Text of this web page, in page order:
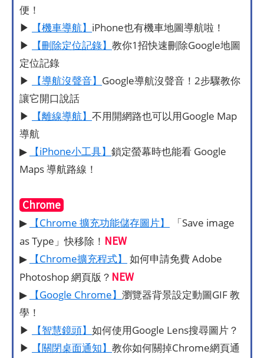
便！
▶
【機車導航】 iPhone也有機車地圖導航啦！
▶
【刪除定位記錄】 教你1招快速刪除Google地圖
定位記錄
▶
【導航沒聲音】 Google導航沒聲音！2步驟教你
讓它開口說話
▶
【離線導航】 不用開網路也可以用Google Map
導航
▶
【iPhone小工具】 鎖定螢幕時也能看 Google
Maps 導航路線！
Chrome
▶ 【Chrome 擴充功能儲存圖片】
「Save image
as Type」快移除！ NEW
▶ 【Chrome擴充程式】
如何申請免費 Adobe
Photoshop 網頁版？ NEW
▶ 【Google Chrome】 瀏覽器背景設定動圖GIF 教
學！
▶
【智慧鏡頭】 如何使用Google Lens搜尋圖片？
▶
【關閉桌面通知】 教你如何關掉Chrome網頁通